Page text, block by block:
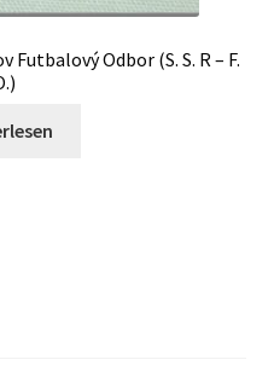
Futbalový Odbor (S. S. R – F.